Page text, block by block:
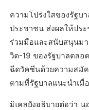
ความโปร่งใสของรัฐบ
ประชาชน ส่งผลให้ปร
ร่วมมือและสนับสนุนม
วิด-19 ของรัฐบาลตลอ
ฉีดวัคซีนด้วยความสมั
ตามที่รัฐบาลแนะนำเมื่
มิเคลยังอธิบายต่อว่า น